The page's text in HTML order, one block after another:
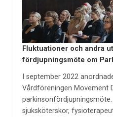
Fluktuationer och andra
fördjupningsmöte om
I september 2022
Vårdföreningen Movement
sjuksköterskor,